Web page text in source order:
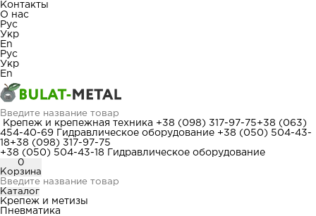
Контакты
О нас
Рус
Укр
En
Рус
Укр
En
Крепеж и крепежная техника +38 (098) 317-97-75+38 (063)
454-40-69
Гидравлическое оборудование +38 (050) 504-43-
18+38 (098) 317-97-75
+38 (050) 504-43-18
Гидравлическое оборудование
0
Корзина
Каталог
Крепеж и метизы
Пневматика